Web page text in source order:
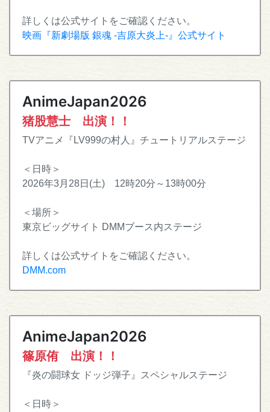
詳しくは公式サイトをご確認ください。
映画『新劇場版 銀魂 -吉原大炎上-』公式サイト
AnimeJapan2026
猪股慧士 出演！！
TVアニメ『LV999の村人』チュートリアルステージ
＜日時＞
2026年3月28日(土) 12時20分～13時00分
＜場所＞
東京ビッグサイト DMMブース内ステージ
詳しくは公式サイトをご確認ください。
DMM.com
AnimeJapan2026
篠原侑 出演！！
『炎の闘球女 ドッジ弾子』スペシャルステージ
＜日時＞